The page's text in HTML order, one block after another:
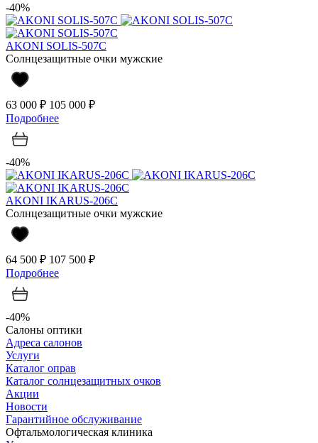
-40%
AKONI SOLIS-507C
Солнцезащитные очки мужские
63 000 ₽ 105 000 ₽
Подробнее
-40%
AKONI IKARUS-206C
Солнцезащитные очки мужские
64 500 ₽ 107 500 ₽
Подробнее
-40%
Салоны оптики
Адреса салонов
Услуги
Каталог оправ
Каталог солнцезащитных очков
Акции
Новости
Гарантийное обслуживание
Офтальмологическая клиника